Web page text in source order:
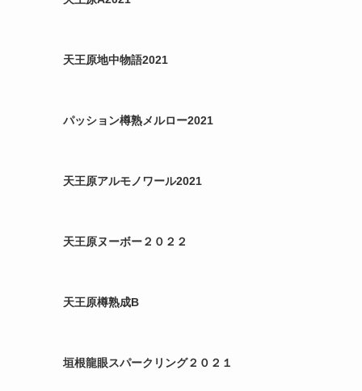
天王原地中物語2021
パッション樽熟メルロー2021
天王原アルモノワール2021
天王原ヌーボー２０２２
天王原樽熟成B
垣根龍眼スパークリング２０２１